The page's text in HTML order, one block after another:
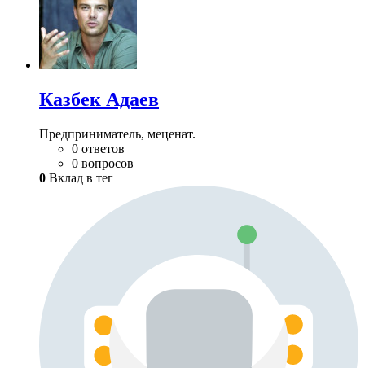
Казбек Адаев
Предприниматель, меценат.
0 ответов
0 вопросов
0 Вклад в тег